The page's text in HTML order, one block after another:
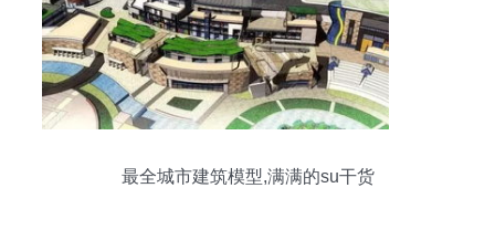
最全城市建筑模型,满满的su干货